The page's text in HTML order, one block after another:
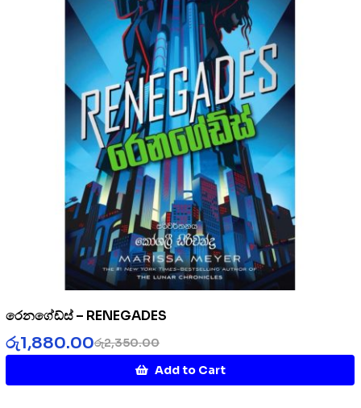
රෙනගේඩ්ස් – RENEGADES
රු2,350.00
රු1,880.00
Add to Cart